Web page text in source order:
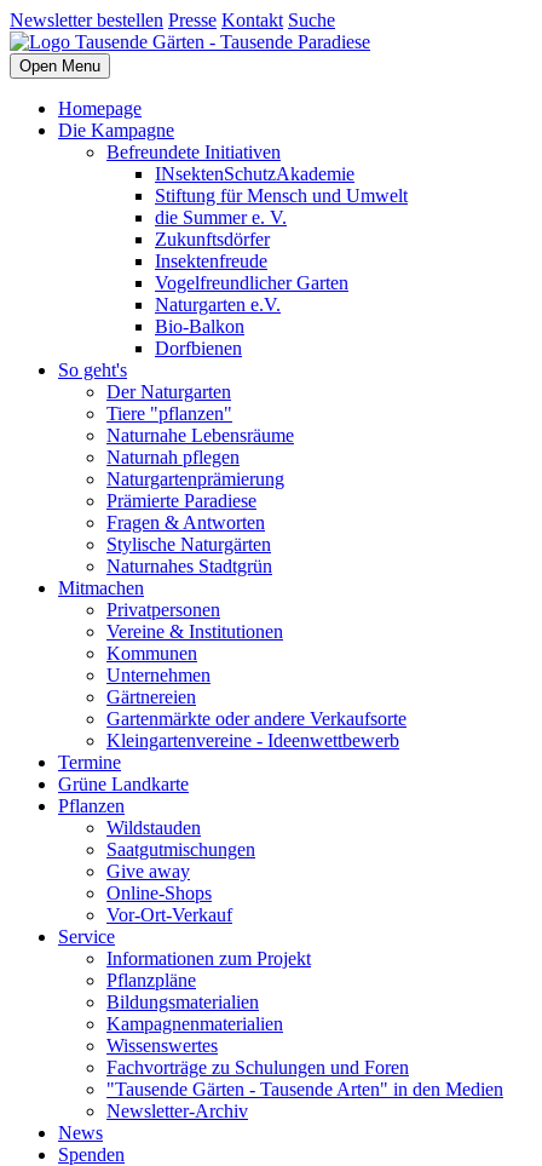
Newsletter bestellen Presse Kontakt Suche
Open Menu
Homepage
Die Kampagne
Befreundete Initiativen
INsektenSchutzAkademie
Stiftung für Mensch und Umwelt
die Summer e. V.
Zukunftsdörfer
Insektenfreude
Vogelfreundlicher Garten
Naturgarten e.V.
Bio-Balkon
Dorfbienen
So geht's
Der Naturgarten
Tiere "pflanzen"
Naturnahe Lebensräume
Naturnah pflegen
Naturgartenprämierung
Prämierte Paradiese
Fragen & Antworten
Stylische Naturgärten
Naturnahes Stadtgrün
Mitmachen
Privatpersonen
Vereine & Institutionen
Kommunen
Unternehmen
Gärtnereien
Gartenmärkte oder andere Verkaufsorte
Kleingartenvereine - Ideenwettbewerb
Termine
Grüne Landkarte
Pflanzen
Wildstauden
Saatgutmischungen
Give away
Online-Shops
Vor-Ort-Verkauf
Service
Informationen zum Projekt
Pflanzpläne
Bildungsmaterialien
Kampagnenmaterialien
Wissenswertes
Fachvorträge zu Schulungen und Foren
"Tausende Gärten - Tausende Arten" in den Medien
Newsletter-Archiv
News
Spenden